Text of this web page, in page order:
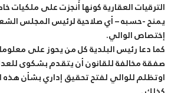
الترقيات العقارية كونها أُنجزت على ملكيات
يمنح -حسبه – أي صلاحية لرئيس المجلس
إختصاص الوالي.
كما دعا رئيس البلدية كل من يحوز على
صفقة مخالفة للقانون أن يتقدم بشكوى
اوتظلم للوالي لفتح تحقيق إداري بشأن